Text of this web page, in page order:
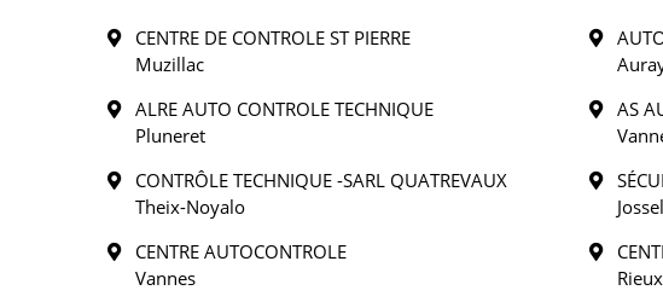
CENTRE DE CONTROLE ST PIERRE
Muzillac
ALRE AUTO CONTROLE TECHNIQUE
Pluneret
AS
CONTRÔLE TECHNIQUE -SARL QUATREVAUX
Theix-Noyalo
CENTRE AUTOCONTROLE
Vannes
Rieux